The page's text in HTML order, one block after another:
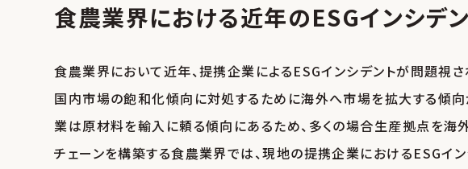
食農業界における近年のESGインシデ
食農業界において近年、提携企業によるESGインシデントが問題視さ
国内市場の飽和化傾向に対処するために海外へ市場を拡大する傾向
業は原材料を輸入に頼る傾向にあるため、多くの場合生産拠点を海
チェーンを構築する食農業界では、現地の提携企業におけるESGイ